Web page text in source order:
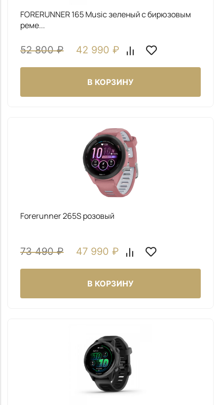
FORERUNNER 165 Music зеленый c бирюзовым
реме...
52 800₽ 42 990 ₽
В КОРЗИНУ
Forerunner 265S розовый
73 490₽ 47 990 ₽
В КОРЗИНУ